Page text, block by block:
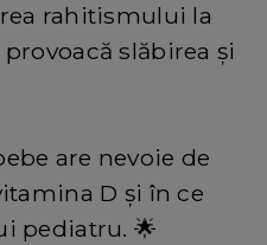
rahitismului la
slăbirea și
are nevoie de
D și în ce
pediatru. 🌟